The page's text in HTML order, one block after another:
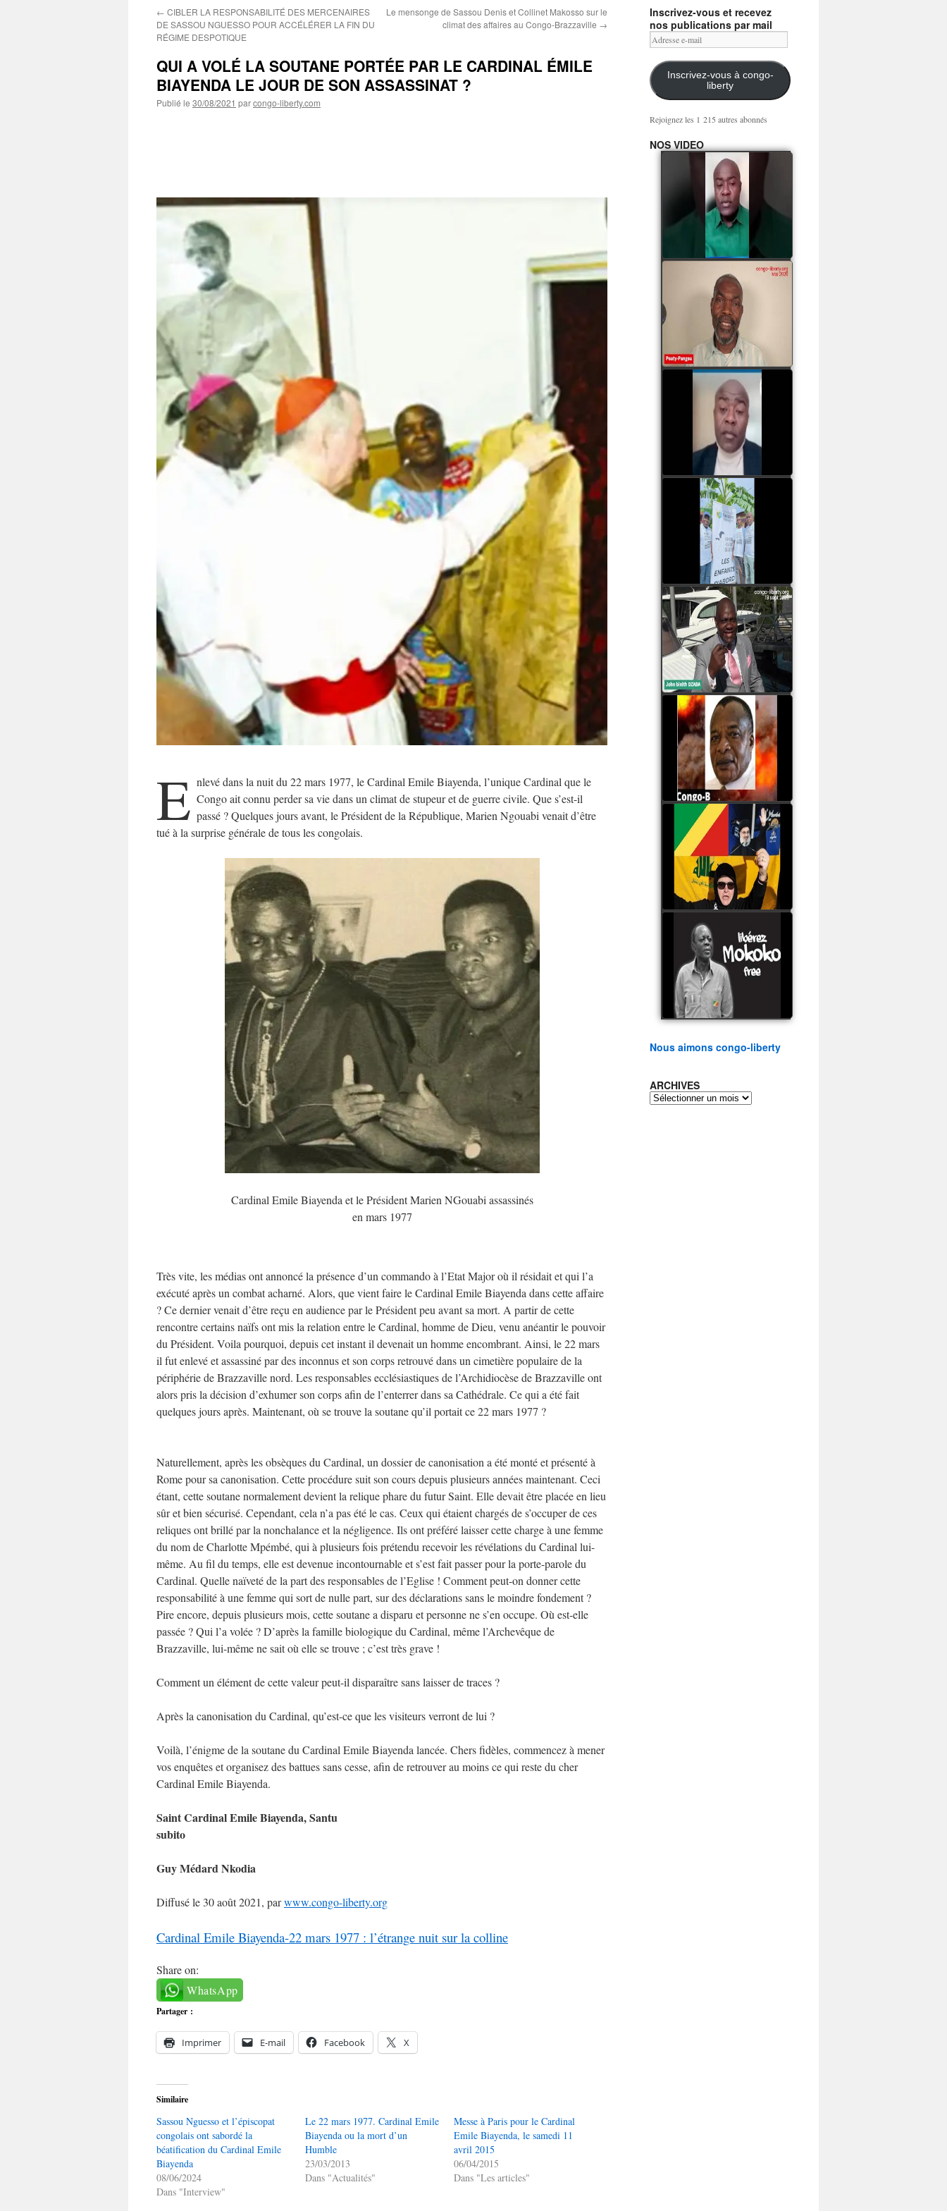
← CIBLER LA RESPONSABILITÉ DES MERCENAIRES
DE SASSOU NGUESSO POUR ACCÉLÉRER LA FIN DU
RÉGIME DESPOTIQUE
Le mensonge de Sassou Denis et Collinet Makosso sur le
climat des affaires au Congo-Brazzaville →
QUI A VOLÉ LA SOUTANE PORTÉE PAR LE CARDINAL ÉMILE
BIAYENDA LE JOUR DE SON ASSASSINAT ?
Publié le 30/08/2021 parcongo-liberty.com
E nlevé dans la nuit du 22 mars 1977, le Cardinal Emile Biayenda, l’unique Cardinal que le
Congo ait connu perder sa vie dans un climat de stupeur et de guerre civile. Que s’est-il
passé ? Quelques jours avant, le Président de la République, Marien Ngouabi venait d’être
tué à la surprise générale de tous les congolais.
Cardinal Emile Biayenda et le Président Marien NGouabi assassinés
en mars 1977
Très vite, les médias ont annoncé la présence d’un commando à l’Etat Major où il résidait et qui l’a
exécuté après un combat acharné. Alors, que vient faire le Cardinal Emile Biayenda dans cette affaire
? Ce dernier venait d’être reçu en audience par le Président peu avant sa mort. A partir de cette
rencontre certains naïfs ont mis la relation entre le Cardinal, homme de Dieu, venu anéantir le pouvoir
du Président. Voila pourquoi, depuis cet instant il devenait un homme encombrant. Ainsi, le 22 mars
il fut enlevé et assassiné par des inconnus et son corps retrouvé dans un cimetière populaire de la
périphérie de Brazzaville nord. Les responsables ecclésiastiques de l’Archidiocèse de Brazzaville ont
alors pris la décision d’exhumer son corps afin de l’enterrer dans sa Cathédrale. Ce qui a été fait
quelques jours après. Maintenant, où se trouve la soutane qu’il portait ce 22 mars 1977 ?
Naturellement, après les obsèques du Cardinal, un dossier de canonisation a été monté et présenté à
Rome pour sa canonisation. Cette procédure suit son cours depuis plusieurs années maintenant. Ceci
étant, cette soutane normalement devient la relique phare du futur Saint. Elle devait être placée en lieu
sûr et bien sécurisé. Cependant, cela n’a pas été le cas. Ceux qui étaient chargés de s’occuper de ces
reliques ont brillé par la nonchalance et la négligence. Ils ont préféré laisser cette charge à une femme
du nom de Charlotte Mpémbé, qui à plusieurs fois prétendu recevoir les révélations du Cardinal lui-
même. Au fil du temps, elle est devenue incontournable et s’est fait passer pour la porte-parole du
Cardinal. Quelle naïveté de la part des responsables de l’Eglise ! Comment peut-on donner cette
responsabilité à une femme qui sort de nulle part, sur des déclarations sans le moindre fondement ?
Pire encore, depuis plusieurs mois, cette soutane a disparu et personne ne s’en occupe. Où est-elle
passée ? Qui l’a volée ? D’après la famille biologique du Cardinal, même l’Archevêque de
Brazzaville, lui-même ne sait où elle se trouve ; c’est très grave !
Comment un élément de cette valeur peut-il disparaître sans laisser de traces ?
Après la canonisation du Cardinal, qu’est-ce que les visiteurs verront de lui ?
Voilà, l’énigme de la soutane du Cardinal Emile Biayenda lancée. Chers fidèles, commencez à mener
vos enquêtes et organisez des battues sans cesse, afin de retrouver au moins ce qui reste du cher
Cardinal Emile Biayenda.
Saint Cardinal Emile Biayenda, Santu
subito
Guy Médard Nkodia
Diffusé le 30 août 2021, parwww.congo-liberty.org
Cardinal Emile Biayenda-22 mars 1977 : l’étrange nuit sur la colline
Share on:
WhatsApp
Partager :
Imprimer E-mail Facebook X
Similaire
Sassou Nguesso et l’épiscopat
congolais ont sabordé la
béatification du Cardinal Emile
Biayenda
08/06/2024
Dans "Interview"
Le 22 mars 1977. Cardinal Emile
Biayenda ou la mort d’un
Humble
23/03/2013
Dans "Actualités"
Messe à Paris pour le Cardinal
Emile Biayenda, le samedi 11
avril 2015
06/04/2015
Dans "Les articles"
Inscrivez-vous et recevez
nos publications par mail
Adresse
e-
mail
Inscrivez-vous à congo-
liberty
Rejoignez les 1 215 autres abonnés
NOS VIDEO
Mingwa BIANGO : Ni
les mercenaires russes,
ni la garde présidentielle
ne mourront pour
Sassou Denis
watch video
POATY PANGOU
parle de la coquille vide
Collinet Makosso, des
assassinats des jeunes
par Serge OBOA
watch video
Sassou Nguesso est
revenu au pouvoir par
les armes, il ne quittera
le pouvoir que par la
force
watch video
watch video
John Binith Dzaba
s'exprime sur le voyage
de Rodrigue Malanda
Samba à Paris
watch video
Poaty Pangou La
Conférence des ethnies
est la seule solution pour
éviter la scission du
Congo B
watch video
Les liaisons dangereuses
du clan Sassou Nguesso
avec le Hezbollah
watch video
Le Général Mokoko est
l'unique légitimité
présidentielle du peuple
congolais
watch video
Nous aimons congo-liberty
ARCHIVES
ARCHIVES